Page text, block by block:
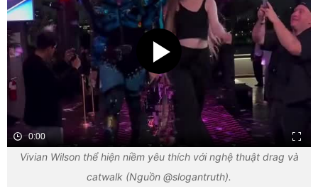
0:00
Vivian Wilson thể hiện niềm yêu thích với nghệ thuật drag và
catwalk (Nguồn @slogantruth).